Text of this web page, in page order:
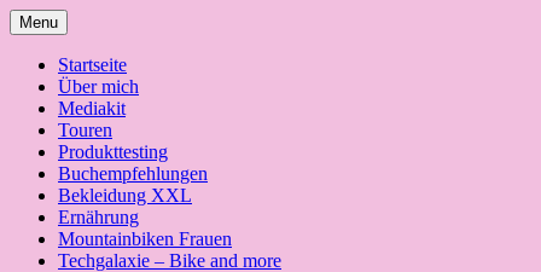
Skip
to
content
Menu
Startseite
Über mich
Mediakit
Touren
Produkttesting
Buchempfehlungen
Bekleidung XXL
Ernährung
Mountainbiken Frauen
Techgalaxie – Bike and more